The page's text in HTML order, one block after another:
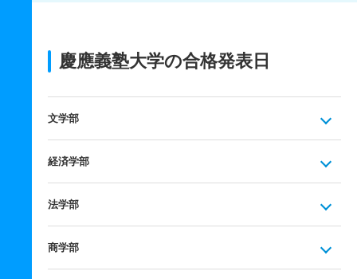
慶應義塾大学の合格発表日
文学部
経済学部
法学部
商学部